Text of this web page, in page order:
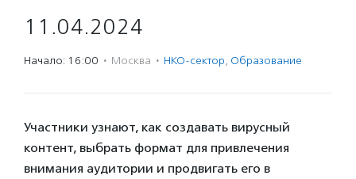
11.04.2024
Начало: 16:00 · Москва · НКО-сектор, Образование
Участники узнают, как создавать вирусный
контент, выбрать формат для привлечения
внимания аудитории и продвигать его в